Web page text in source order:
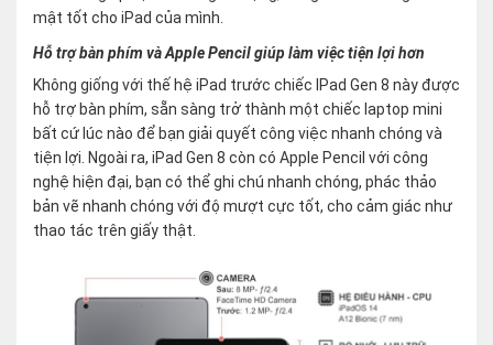
mật tốt cho iPad của mình.
Hỗ trợ bàn phím và Apple Pencil giúp làm việc tiện lợi hơn
Không giống với thế hệ iPad trước chiếc IPad Gen 8 này được
hỗ trợ bàn phím, sẵn sàng trở thành một chiếc laptop mini
bất cứ lúc nào để bạn giải quyết công việc nhanh chóng và
tiện lợi. Ngoài ra, iPad Gen 8 còn có Apple Pencil với công
nghệ hiện đại, bạn có thể ghi chú nhanh chóng, phác thảo
bản vẽ nhanh chóng với độ mượt cực tốt, cho cảm giác như
thao tác trên giấy thật.